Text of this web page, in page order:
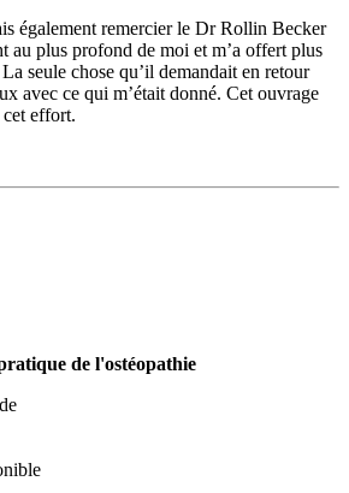
également remercier le Dr Rollin Becker
au plus profond de moi et m’a offert plus
seule chose qu’il demandait en retour
avec ce qui m’était donné. Cet ouvrage
cet effort.
de l'ostéopathie